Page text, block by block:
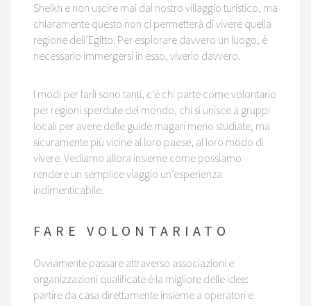
Sheikh e non uscire mai dal nostro villaggio turistico, ma
chiaramente questo non ci permetterà di vivere quella
regione dell’Egitto. Per esplorare davvero un luogo, è
necessario immergersi in esso, viverlo davvero.
I modi per farli sono tanti, c’è chi parte come volontario
per regioni sperdute del mondo, chi si unisce a gruppi
locali per avere delle guide magari meno studiate, ma
sicuramente più vicine al loro paese, al loro modo di
vivere. Vediamo allora insieme come possiamo
rendere un semplice viaggio un’esperienza
indimenticabile.
FARE VOLONTARIATO
Ovviamente passare attraverso associazioni e
organizzazioni qualificate è la migliore delle idee:
partire da casa direttamente insieme a operatori e